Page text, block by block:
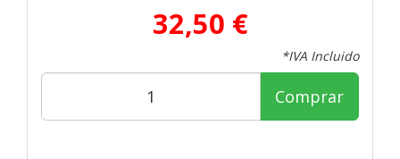
32,50 €
*IVA Incluido
Comprar